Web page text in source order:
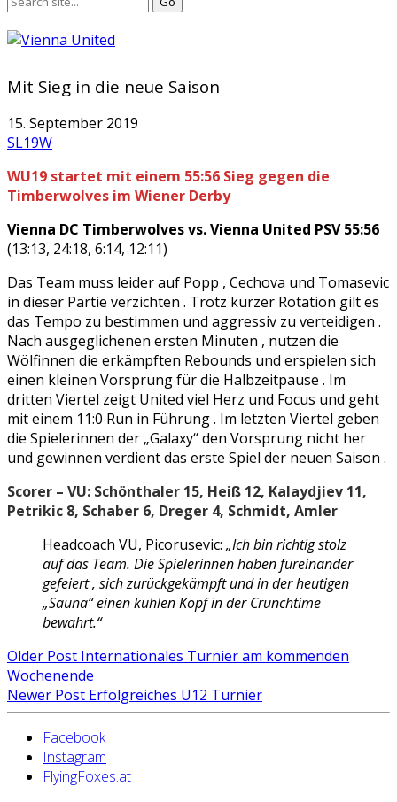
Mit Sieg in die neue Saison
15. September 2019
SL19W
WU19 startet mit einem 55:56 Sieg gegen die
Timberwolves im Wiener Derby
Vienna DC Timberwolves vs. Vienna United PSV 55:56
(13:13, 24:18, 6:14, 12:11)
Das Team muss leider auf Popp , Cechova und Tomasevic
in dieser Partie verzichten . Trotz kurzer Rotation gilt es
das Tempo zu bestimmen und aggressiv zu verteidigen .
Nach ausgeglichenen ersten Minuten , nutzen die
Wölfinnen die erkämpften Rebounds und erspielen sich
einen kleinen Vorsprung für die Halbzeitpause . Im
dritten Viertel zeigt United viel Herz und Focus und geht
mit einem 11:0 Run in Führung . Im letzten Viertel geben
die Spielerinnen der „Galaxy“ den Vorsprung nicht her
und gewinnen verdient das erste Spiel der neuen Saison .
Scorer – VU: Schönthaler 15, Heiß 12, Kalaydjiev 11,
Petrikic 8, Schaber 6, Dreger 4, Schmidt, Amler
Headcoach VU, Picorusevic:„Ich bin richtig stolz
auf das Team. Die Spielerinnen haben füreinander
gefeiert , sich zurückgekämpft und in der heutigen
„Sauna“ einen kühlen Kopf in der Crunchtime
bewahrt.“
Older Post Internationales Turnier am kommenden
Wochenende
Newer Post Erfolgreiches U12 Turnier
Facebook
Instagram
FlyingFoxes.at